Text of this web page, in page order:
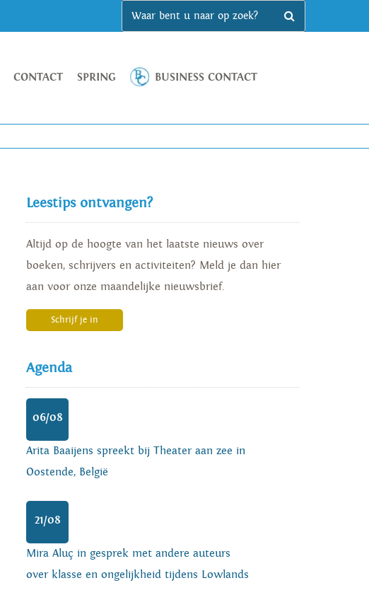
CONTACT SPRING BUSINESS CONTACT
Leestips ontvangen?
Altijd op de hoogte van het laatste nieuws over
boeken, schrijvers en activiteiten? Meld je dan hier
aan voor onze maandelijke nieuwsbrief.
Schrijf je in
Agenda
06/08
Arita Baaijens spreekt bij Theater aan zee in
Oostende, België
21/08
Mira Aluç in gesprek met andere auteurs
over klasse en ongelijkheid tijdens Lowlands